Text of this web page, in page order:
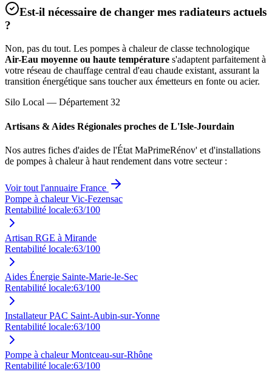
Est-il nécessaire de changer mes radiateurs actuels
?
Non, pas du tout. Les pompes à chaleur de classe technologique
Air-Eau moyenne ou haute température s'adaptent parfaitement à
votre réseau de chauffage central d'eau chaude existant, assurant la
transition énergétique sans toucher aux émetteurs en fonte ou acier.
Silo Local — Département 32
Artisans & Aides Régionales proches de L'Isle-Jourdain
Nos autres fiches d'aides de l'État MaPrimeRénov' et d'installations
de pompes à chaleur à haut rendement dans votre secteur :
Voir tout l'annuaire France
Pompe à chaleur Vic-Fezensac
Rentabilité locale:63/100
Artisan RGE à Mirande
Rentabilité locale:63/100
Aides Énergie Sainte-Marie-le-Sec
Rentabilité locale:63/100
Installateur PAC Saint-Aubin-sur-Yonne
Rentabilité locale:63/100
Pompe à chaleur Montceau-sur-Rhône
Rentabilité locale:63/100